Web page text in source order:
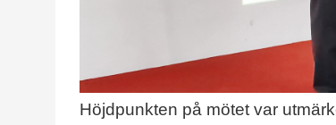
Höjdpunkten på mötet var